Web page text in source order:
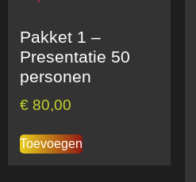
Pakket 1 –
Presentatie 50
personen
€ 80,00
Toevoegen